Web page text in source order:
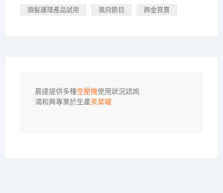
頭髮護理產品試用 風向節目 飾金買賣
晨達提供多種空壓機使用狀況諮詢
鴻和興專業於生產茶葉罐